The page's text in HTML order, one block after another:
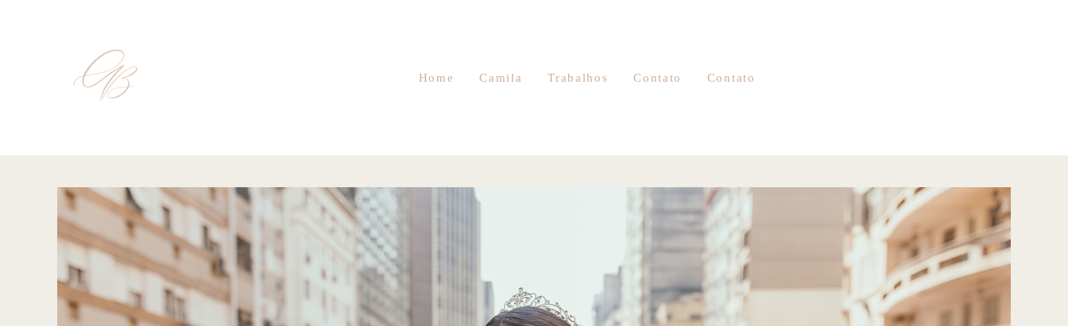
Home Camila Trabalhos Contato Contato